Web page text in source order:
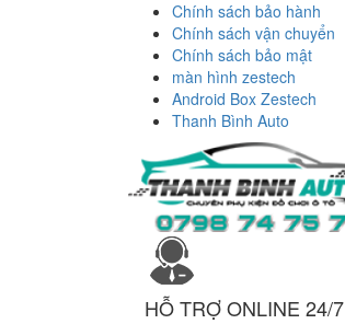
Chính sách bảo hành
Chính sách vận chuyển
Chính sách bảo mật
màn hình zestech
Android Box Zestech
Thanh Bình Auto
HỖ TRỢ ONLINE 24/7